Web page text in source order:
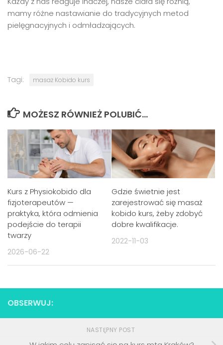
mamy różne nastawianie do tradycyjnych metod
pielęgnacyjnych i odmładzających.
Tagi: masaż Kobido kurs
MOŻESZ RÓWNIEŻ POLUBIĆ…
Kurs z Physiokobido dla
fizjoterapeutów —
praktyka, która odmienia
podejście do terapii
twarzy
2026-06-22
Gdzie świetnie jest
zarejestrować się masaż
kobido kurs, żeby zdobyć
dobre kwalifikacje.
2022-11-03
OBSERWUJ:
NASTĘPNY POST